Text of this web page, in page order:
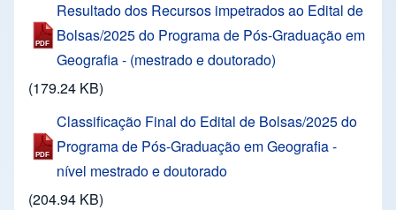
Resultado dos Recursos impetrados ao Edital de
Bolsas/2025 do Programa de Pós-Graduação em
Geografia - (mestrado e doutorado)
(179.24 KB)
Classificação Final do Edital de Bolsas/2025 do
Programa de Pós-Graduação em Geografia -
nível mestrado e doutorado
(204.94 KB)